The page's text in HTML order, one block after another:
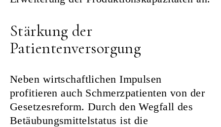
Stärkung der
Patientenversorgung
Neben wirtschaftlichen Impulsen
profitieren auch Schmerzpatienten von der
Gesetzesreform. Durch den Wegfall des
Betäubungsmittelstatus ist die